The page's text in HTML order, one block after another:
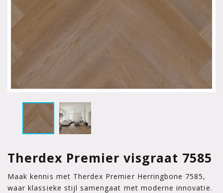
Therdex Premier visgraat 7585
Maak kennis met Therdex Premier Herringbone 7585,
waar klassieke stijl samengaat met moderne innovatie.